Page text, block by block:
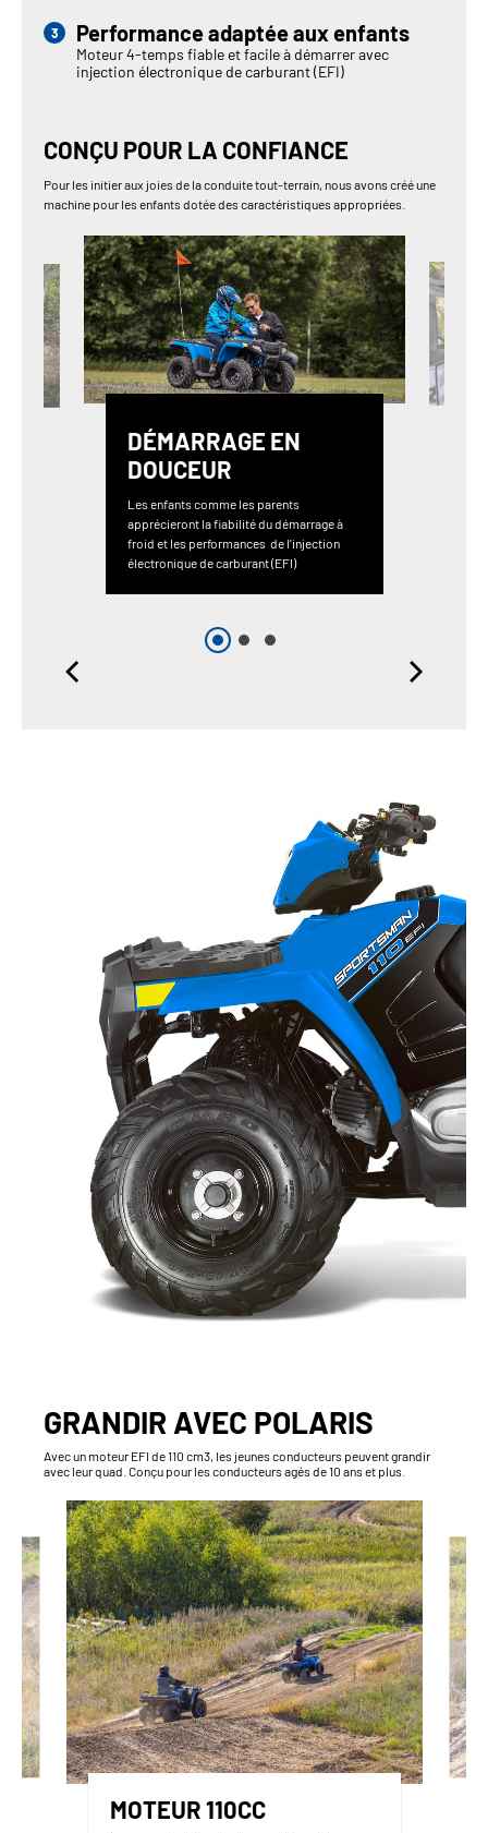
Performance adaptée aux enfants
Moteur 4-temps fiable et facile à démarrer avec
injection électronique de carburant (EFI)
CONÇU POUR LA CONFIANCE
Pour les initier aux joies de la conduite tout-terrain, nous avons créé une
machine pour les enfants dotée des caractéristiques appropriées.
DÉMARRAGE EN
DOUCEUR
Les enfants comme les parents
apprécieront la fiabilité du démarrage à
froid et les performances de l'injection
électronique de carburant (EFI)
GRANDIR AVEC POLARIS
Avec un moteur EFI de 110 cm3, les jeunes conducteurs peuvent grandir
avec leur quad. Conçu pour les conducteurs agés de 10 ans et plus.
MOTEUR 110CC